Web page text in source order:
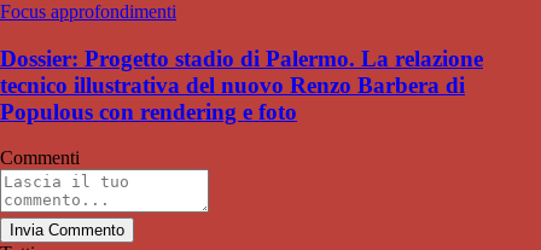
Focus approfondimenti
Dossier: Progetto stadio di Palermo. La relazione
tecnico illustrativa del nuovo Renzo Barbera di
Populous con rendering e foto
Commenti
Invia Commento